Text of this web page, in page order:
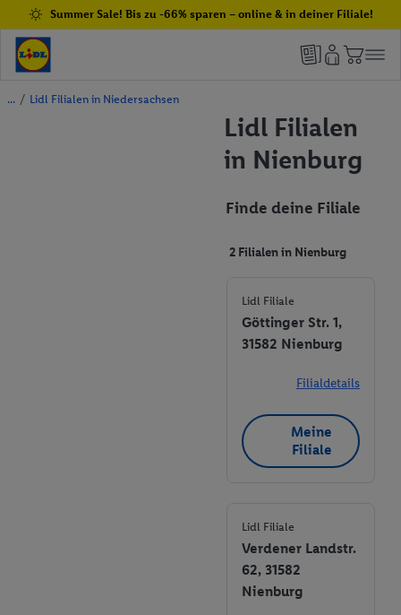
Summer Sale! Bis zu -66% sparen – online & in deiner Filiale!
/ Lidl Filialen in Niedersachsen
Lidl Filialen
in Nienburg
Finde deine Filiale
2 Filialen in Nienburg
Lidl Filiale
Göttinger Str. 1,
31582 Nienburg
Filialdetails
Meine
Filiale
Lidl Filiale
Verdener Landstr.
62, 31582
Nienburg